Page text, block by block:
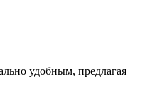
удобным, предлагая